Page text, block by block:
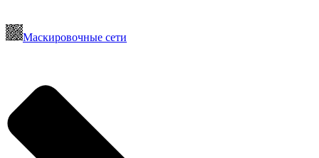
Маскировочные сети